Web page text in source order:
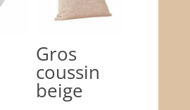
Gros
coussin
beige